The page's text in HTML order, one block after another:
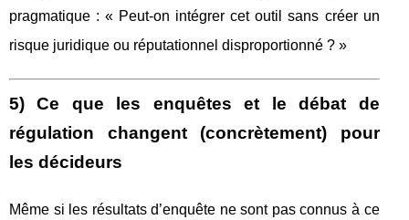
pragmatique : « Peut-on intégrer cet outil sans créer un
risque juridique ou réputationnel disproportionné ? »
5) Ce que les enquêtes et le débat de
régulation changent (concrètement) pour
les décideurs
Même si les résultats d’enquête ne sont pas connus à ce